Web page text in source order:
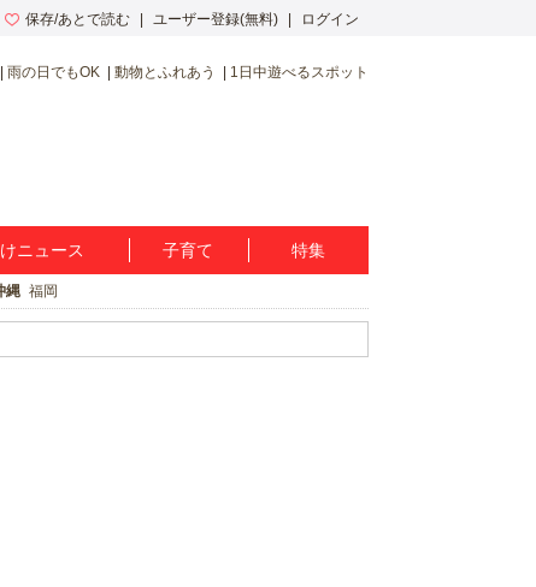
保存/あとで読む ユーザー登録(無料) ログイン
雨の日でもOK 動物とふれあう 1日中遊べるスポット
ニュース 子育て 特集
縄 福岡